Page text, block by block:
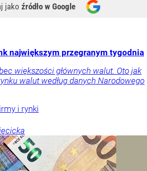
jako źródło w Google
największym przegranym tygodnia
większości głównych walut. Oto jak
walut według danych Narodowego
i rynki